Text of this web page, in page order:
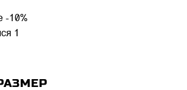
-10%
1